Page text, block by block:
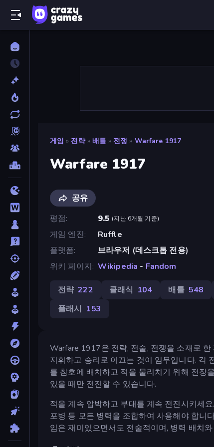
게임 » 전략 » 배틀 » 전쟁 » Warfare 1917
Warfare 1917
공유
평점
9.5 (지난 6개월 기준)
게임 엔진
Ruffle
플랫폼
브라우저 (데스크톱 전용)
위키 페이지 Wikipedia - Fandom
전략 222 클래식 104 배틀 548
플래시 153
Warfare 1917은 전략, 전술, 전쟁을 소재로
지휘하고 승리로 이끄는 것이 임무입니다. 각
를 참호에 배치하고 적을 물리치기 위해 전장
있을 때만 전진할 수 있습니다.
적을 계속 압박하고 부대를 계속 전진시키세
포병 등 모든 병력을 조합하여 사용해야 합니
임은 재미있으면서도 전술적이며, 병력 배치